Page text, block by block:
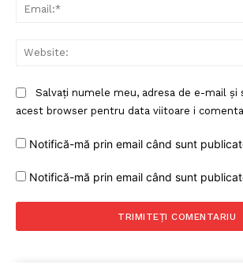
FREEDOM HOUSE
Salvați numele meu, adresa de e-mail și
acest browser pentru data viitoare i
Notifică-mă prin email când sunt
Notifică-mă prin email când sunt